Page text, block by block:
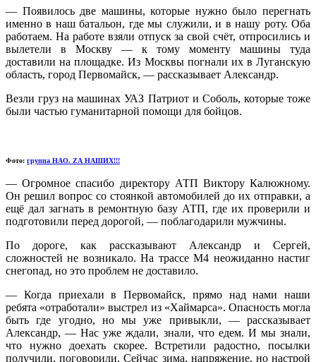
— Появилось две машины, которые нужно было перегнать
именно в наш батальон, где мы служили, и в нашу роту. Оба
работаем. На работе взяли отпуск за свой счёт, отпросились и
вылетели в Москву — к тому моменту машины туда
доставили на площадке. Из Москвы погнали их в Луганскую
область, город Первомайск, — рассказывает Александр.
Везли груз на машинах УАЗ Патриот и Соболь, которые тоже
были частью гуманитарной помощи для бойцов.
Фото: группа НАО. ZА НАШИХ!!!
— Огромное спасибо директору АТП Виктору Калюжному.
Он решил вопрос со стоянкой автомобилей до их отправки, а
ещё дал загнать в ремонтную базу АТП, где их проверили и
подготовили перед дорогой, — поблагодарили мужчины.
По дороге, как рассказывают Александр и Сергей,
сложностей не возникало. На трассе М4 неожиданно настиг
снегопад, но это проблем не доставило.
— Когда приехали в Первомайск, прямо над нами наши
ребята «отработали» выстрел из «Хаймарса». Опасность могла
быть где угодно, но мы уже привыкли, — рассказывает
Александр, — Нас уже ждали, знали, что едем. И мы знали,
что нужно доехать скорее. Встретили радостно, посылки
получили, поговорили. Сейчас зима, напряжение, но настрой